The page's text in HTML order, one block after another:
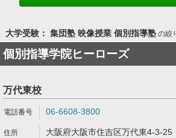
大学受験： 集団塾 映像授業 個別指導塾の絞
個別指導学院ヒーローズ
万代東校
06-6608-3800
大阪府大阪市住吉区万代東4-3-25